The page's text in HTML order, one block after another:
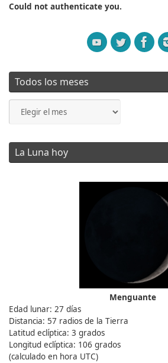
Could not authenticate you.
Todos los meses
La Luna hoy
Menguante
Edad lunar: 27 días
Distancia: 57 radios de la Tierra
Latitud eclíptica: 3 grados
Longitud eclíptica: 106 grados
(calculado en hora UTC)